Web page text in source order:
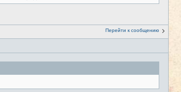
Перейти к сообщению